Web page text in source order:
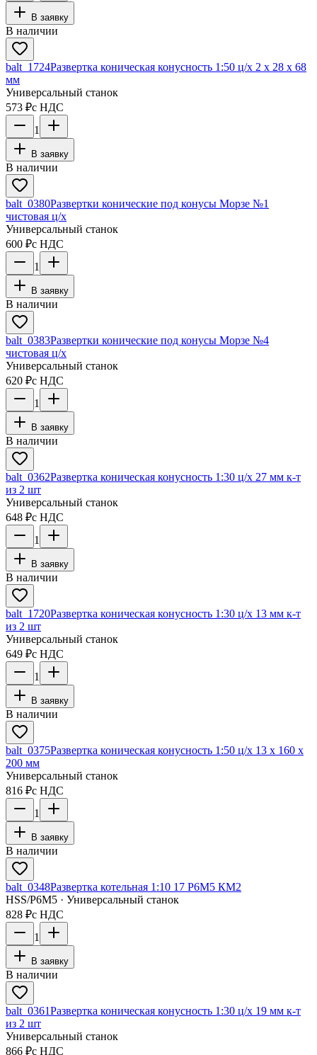
В заявку
В наличии
balt_1724Развертка коническая конусность 1:50 ц/х 2 х 28 х 68
мм
Универсальный станок
573 ₽с НДС
1
В заявку
В наличии
balt_0380Развертки конические под конусы Морзе №1
чистовая ц/х
Универсальный станок
600 ₽с НДС
1
В заявку
В наличии
balt_0383Развертки конические под конусы Морзе №4
чистовая ц/х
Универсальный станок
620 ₽с НДС
1
В заявку
В наличии
balt_0362Развертка коническая конусность 1:30 ц/х 27 мм к-т
из 2 шт
Универсальный станок
648 ₽с НДС
1
В заявку
В наличии
balt_1720Развертка коническая конусность 1:30 ц/х 13 мм к-т
из 2 шт
Универсальный станок
649 ₽с НДС
1
В заявку
В наличии
balt_0375Развертка коническая конусность 1:50 ц/х 13 х 160 х
200 мм
Универсальный станок
816 ₽с НДС
1
В заявку
В наличии
balt_0348Развертка котельная 1:10 17 Р6М5 КМ2
HSS/Р6М5 · Универсальный станок
828 ₽с НДС
1
В заявку
В наличии
balt_0361Развертка коническая конусность 1:30 ц/х 19 мм к-т
из 2 шт
Универсальный станок
866 ₽с НДС